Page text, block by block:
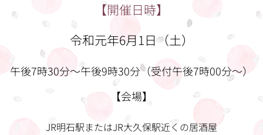
【開催日時】
令和元年6月1日（土）
午後7時30分～午後9時30分（受付午後7時00分～）
【会場】
JR明石駅またはJR大久保駅近くの居酒屋